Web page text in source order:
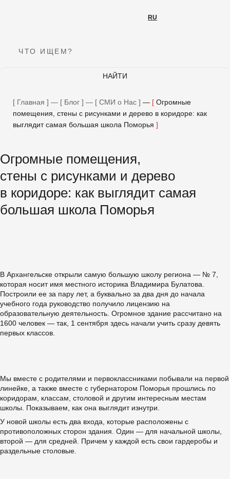
RU
ЧТО ИЩЕМ?
НАЙТИ
Главная — Блог — СМИ о Нас —
Огромные
помещения, стены с рисунками и дерево в коридоре: как
выглядит самая большая школа Поморья
Огромные помещения,
стены с рисунками и дерево
в коридоре: как выглядит самая
большая школа Поморья
В Архангельске открыли самую большую школу региона — № 7,
которая носит имя местного историка Владимира Булатова.
Построили ее за пару лет, а буквально за два дня до начала
учебного года руководство получило лицензию на
образовательную деятельность. Огромное здание рассчитано на
1600 человек — так, 1 сентября здесь начали учить сразу девять
первых классов.
Мы вместе с родителями и первоклассниками побывали на первой
линейке, а также вместе с губернатором Поморья прошлись по
коридорам, классам, столовой и другим интересным местам
школы. Показываем, как она выглядит изнутри.
У новой школы есть два входа, которые расположены с
противоположных сторон здания. Один — для начальной школы,
второй — для средней. Причем у каждой есть свои гардеробы и
раздельные столовые.
Мы будем рады делиться новинками и новостями!
ОТПРАВИТЬ